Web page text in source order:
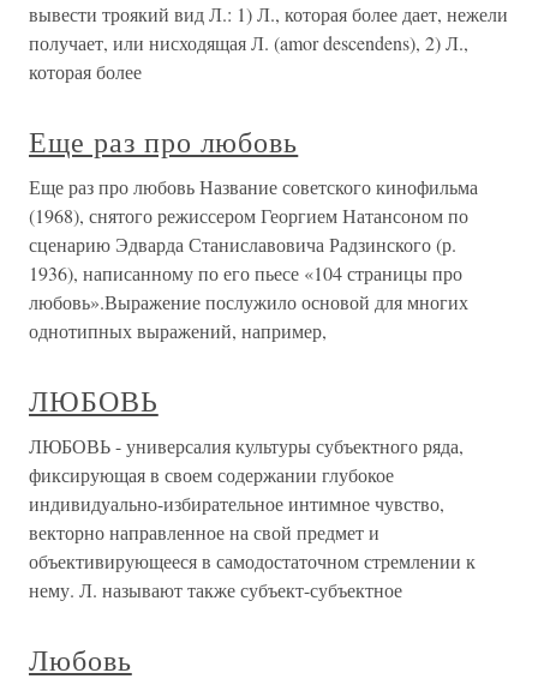
вывести троякий вид Л.: 1) Л., которая более дает, нежели
получает, или нисходящая Л. (amor descendens), 2) Л.,
которая более
Еще раз про любовь
Еще раз про любовь Название советского кинофильма
(1968), снятого режиссером Георгием Натансоном по
сценарию Эдварда Станиславовича Радзинского (р.
1936), написанному по его пьесе «104 страницы про
любовь».Выражение послужило основой для многих
однотипных выражений, например,
ЛЮБОВЬ
ЛЮБОВЬ - универсалия культуры субъектного ряда,
фиксирующая в своем содержании глубокое
индивидуально-избирательное интимное чувство,
векторно направленное на свой предмет и
объективирующееся в самодостаточном стремлении к
нему. Л. называют также субъект-субъектное
Любовь